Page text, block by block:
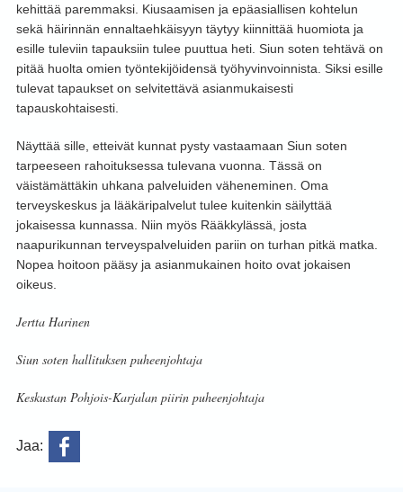
kehittää paremmaksi. Kiusaamisen ja epäasiallisen kohtelun
sekä häirinnän ennaltaehkäisyyn täytyy kiinnittää huomiota ja
esille tuleviin tapauksiin tulee puuttua heti. Siun soten tehtävä on
pitää huolta omien työntekijöidensä työhyvinvoinnista. Siksi esille
tulevat tapaukset on selvitettävä asianmukaisesti
tapauskohtaisesti.
Näyttää sille, etteivät kunnat pysty vastaamaan Siun soten
tarpeeseen rahoituksessa tulevana vuonna. Tässä on
väistämättäkin uhkana palveluiden väheneminen. Oma
terveyskeskus ja lääkäripalvelut tulee kuitenkin säilyttää
jokaisessa kunnassa. Niin myös Rääkkylässä, josta
naapurikunnan terveyspalveluiden pariin on turhan pitkä matka.
Nopea hoitoon pääsy ja asianmukainen hoito ovat jokaisen
oikeus.
Jertta Harinen
Siun soten hallituksen puheenjohtaja
Keskustan Pohjois-Karjalan piirin puheenjohtaja
Jaa: